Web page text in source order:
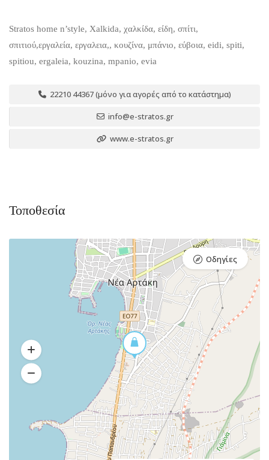
Stratos home n’style, Xalkida, χαλκίδα, είδη, σπίτι,
σπιτιού,εργαλεία, εργαλεια,, κουζίνα, μπάνιο, εύβοια, eidi, spiti,
spitiou, ergaleia, kouzina, mpanio, evia
22210 44367 (μόνο για αγορές από το κατάστημα)
info@e-stratos.gr
www.e-stratos.gr
Τοποθεσία
Οδηγίες